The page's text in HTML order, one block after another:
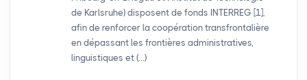
de Karlsruhe) disposent de fonds INTERREG [1],
afin de renforcer la coopération transfrontalière
en dépassant les frontières administratives,
linguistiques et (…)